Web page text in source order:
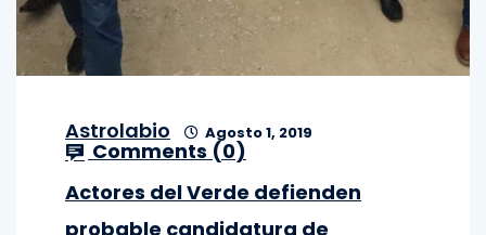
Astrolabio Agosto 1, 2019
Comments (0)
Actores del Verde defienden
probable candidatura de